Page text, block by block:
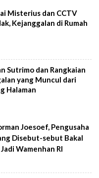
Misterius dan CCTV
Kejanggalan di Rumah
Sutrimo dan Rangkaian
yang Muncul dari
Halaman
Joesoef, Pengusaha
Disebut-sebut Bakal
Wamenhan RI